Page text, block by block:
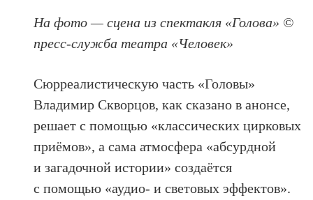
На фото — сцена из спектакля «Голова» ©
пресс-служба театра «Человек»
Сюрреалистическую часть «Головы»
Владимир Скворцов, как сказано в анонсе,
решает с помощью «классических цирковых
приёмов», а сама атмосфера «абсурдной
и загадочной истории» создаётся
с помощью «аудио- и световых эффектов».